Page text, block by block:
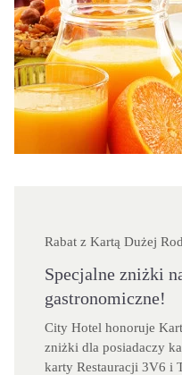
Rabat z Kartą Dużej
Specjalne zniżki
gastronomiczne!
City Hotel honoruje
zniżki dla posiadaczy
karty Restauracji 3V6 i